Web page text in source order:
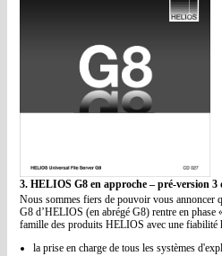
3. HELIOS G8 en approche – pré-version 3
Nous sommes fiers de pouvoir vous annoncer
G8 d’HELIOS (en abrégé G8) rentre en phase
famille des produits HELIOS avec une fiabilité
la prise en charge de tous les systèmes